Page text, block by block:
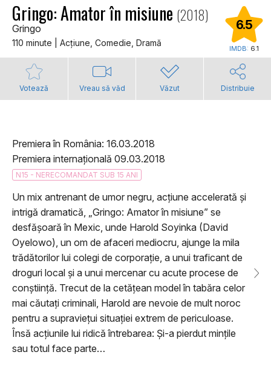
Gringo: Amator în misiune (2018)
Gringo
110 minute | Acţiune, Comedie, Dramă
6.5
IMDB: 6.1
Votează Vreau să văd Văzut Distribuie
Premiera în România: 16.03.2018
Premiera internațională 09.03.2018
N15 - NERECOMANDAT SUB 15 ANI
Un mix antrenant de umor negru, acțiune accelerată și
intrigă dramatică, „Gringo: Amator în misiune” se
desfășoară în Mexic, unde Harold Soyinka (David
Oyelowo), un om de afaceri mediocru, ajunge la mila
trădătorilor lui colegi de corporație, a unui traficant de
droguri local și a unui mercenar cu acute procese de
conștiință. Trecut de la cetățean model în tabăra celor
mai căutați criminali, Harold are nevoie de mult noroc
pentru a supraviețui situației extrem de periculoase.
Însă acțiunile lui ridică întrebarea: Și-a pierdut mințile
sau totul face parte…